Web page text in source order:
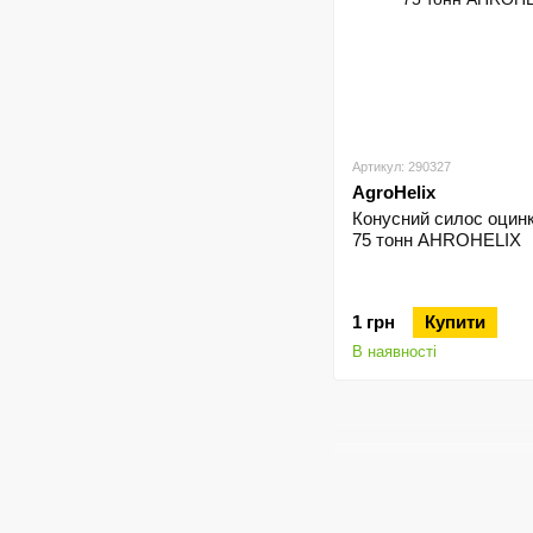
Артикул: 290327
AgroHelix
Конусний силос
75 тонн AHROHELIX
1 грн Купити
В наявності